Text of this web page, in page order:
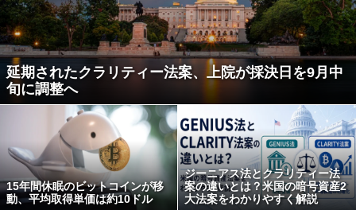
延期されたクラリティー法案、上院が採決日を9月中
旬に調整へ
15年間休眠のビットコインが移
動、平均取得単価は約10ドル
ジーニアス法とクラリティー法
案の違いとは？米国の暗号資産2
大法案をわかりやすく解説